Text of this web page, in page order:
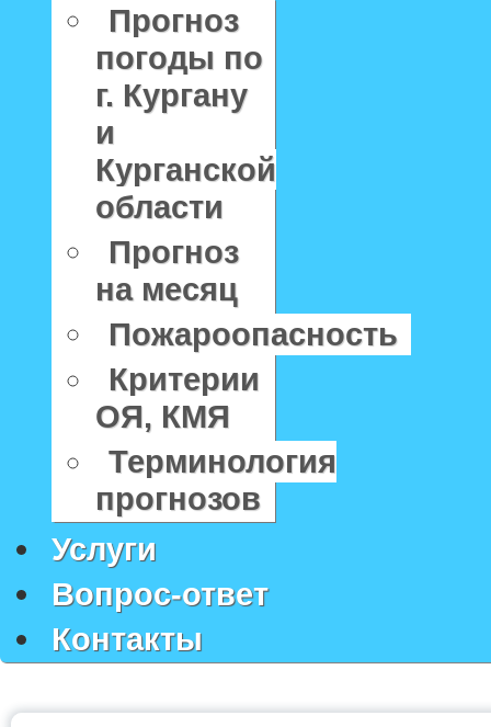
Прогноз
погоды по
г. Кургану
и
Курганской
области
Прогноз
на месяц
Пожароопасность
Критерии
ОЯ, КМЯ
Терминология
прогнозов
Услуги
Вопрос-ответ
Контакты